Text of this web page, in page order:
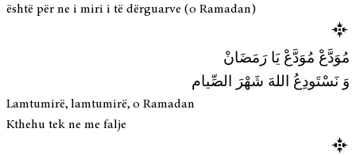
është për ne i miri i të dërguarve (o Ramadan)
مُوَدَّعْ مُوَدَّعْ يَا رَمَضَانْ
وَ نَسْتَودِعُ اللهَ شَهْرَ الصِّيام
Lamtumirë, lamtumirë, o Ramadan
Kthehu tek ne me falje